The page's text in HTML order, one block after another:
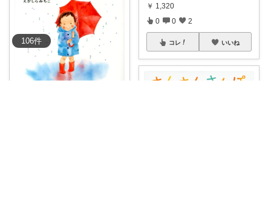
106件
￥ 1,320
0 0 2
コレ いいね